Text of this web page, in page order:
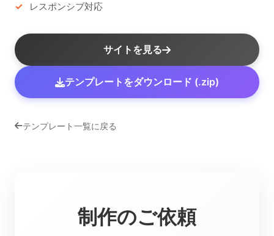
レスポンシブ対応
サイトを見る
テンプレートをダウンロード (.zip)
テンプレート一覧に戻る
制作のご依頼